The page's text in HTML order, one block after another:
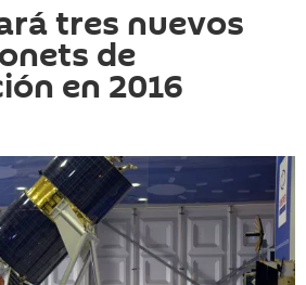
tres nuevos
de
en 2016